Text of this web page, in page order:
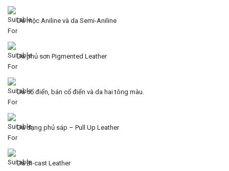
Da mộc Aniline và da Semi-Aniline
Da phủ sơn Pigmented Leather
Da cổ điển, bán cổ điển và da hai tông màu.
Da dạng phủ sáp – Pull Up Leather
Da Bi-cast Leather